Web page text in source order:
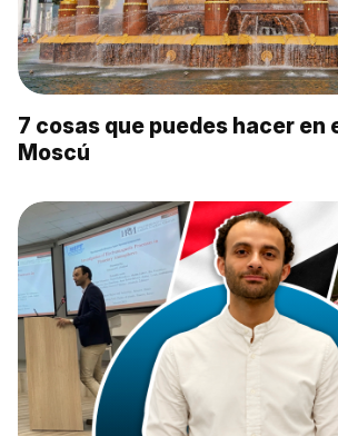
7 cosas que puedes hacer en
Moscú